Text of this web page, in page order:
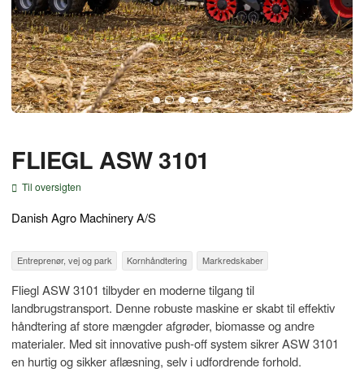
FLIEGL ASW 3101
Til oversigten
Danish Agro Machinery A/S
Entreprenør, vej og park Kornhåndtering Markredskaber
Fliegl ASW 3101 tilbyder en moderne tilgang til
landbrugstransport. Denne robuste maskine er skabt til effektiv
håndtering af store mængder afgrøder, biomasse og andre
materialer. Med sit innovative push-off system sikrer ASW 3101
en hurtig og sikker aflæsning, selv i udfordrende forhold.